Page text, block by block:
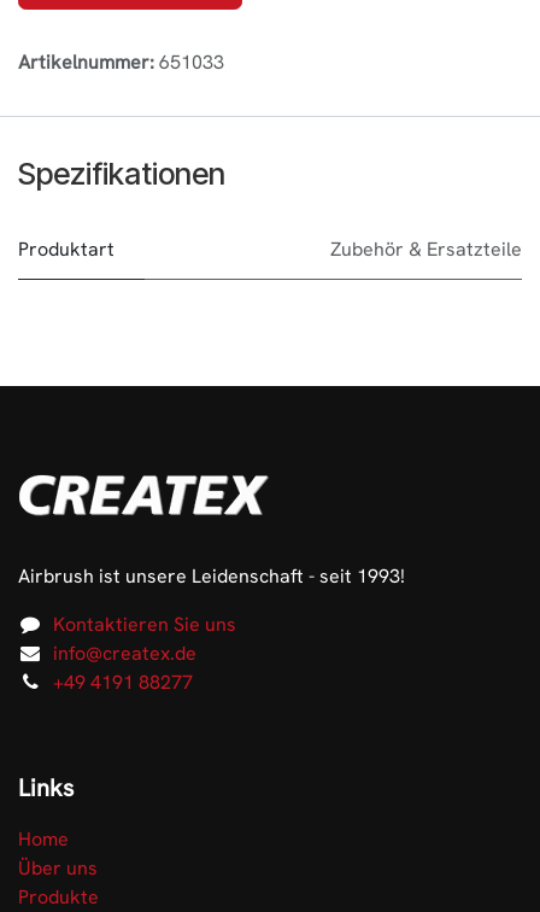
Artikelnummer:651033
Spezifikationen
Produktart Zubehör & Ersatzteile
Airbrush ist unsere Leidenschaft - seit 1993!
Kontaktieren Sie uns
info@createx.de
+49 4191 88277
Links
Home
Über uns
Produkte